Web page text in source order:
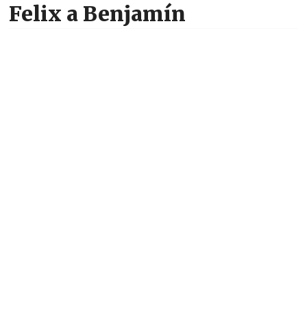
Felix a Benjamín